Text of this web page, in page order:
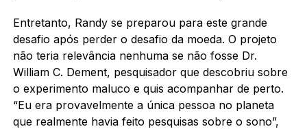
Entretanto, Randy se preparou para este grande
desafio após perder o desafio da moeda. O projeto
não teria relevância nenhuma se não fosse Dr.
William C. Dement, pesquisador que descobriu sobre
o experimento maluco e quis acompanhar de perto.
“Eu era provavelmente a única pessoa no planeta
que realmente havia feito pesquisas sobre o sono”,